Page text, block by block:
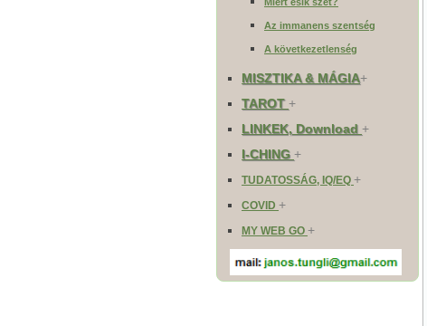
Az immanens szentség
A következetlenség
MISZTIKA & MÁGIA+
TAROT+
LINKEK, Download +
I-CHING +
TUDATOSSÁG, IQ/EQ +
COVID +
MY WEB GO +